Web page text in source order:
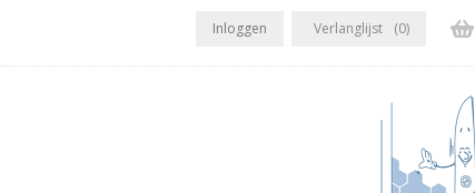
Inloggen Verlanglijst (0)